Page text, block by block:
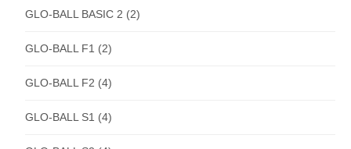
GLO-BALL BASIC 2 (2)
GLO-BALL F1 (2)
GLO-BALL F2 (4)
GLO-BALL S1 (4)